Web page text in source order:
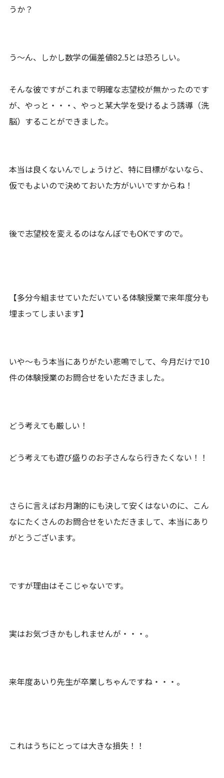
うか？
う～ん、しかし数学の偏差値82.5とは恐ろしい。
そんな彼ですがこれまで明確な志望校が無かったのです
が、やっと・・・、やっと某大学を受けるよう誘導（洗
脳）することができました。
本当は良くないんでしょうけど、特に目標がないなら、
仮でもよいので決めておいた方がいいですからね！
後で志望校を変えるのはなんぼでもOKですので。
【多分今組ませていただいている体験授業で来年度分も
埋まってしまいます】
いや～もう本当にありがたい悲鳴でして、今月だけで10
件の体験授業のお問合せをいただきました。
どう考えても厳しい！
どう考えても遊び盛りのお子さんなら行きたくない！！
さらに言えばお月謝的にも決して安くはないのに、こん
なにたくさんのお問合せをいただきまして、本当にあり
がとうございます。
ですが理由はそこじゃないです。
実はお気づきかもしれませんが・・・。
来年度あいり先生が卒業しちゃんですね・・・。
これはうちにとっては大きな損失！！